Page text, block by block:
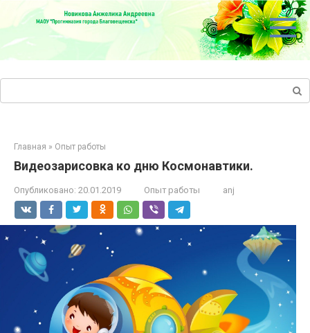
Перейти
контенту
Главная » Опыт работы
Видеозарисовка ко дню Космонавтики.
Опубликовано: 20.01.2019 Опыт работы anj